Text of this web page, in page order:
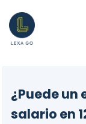
¿Puede un
salario en